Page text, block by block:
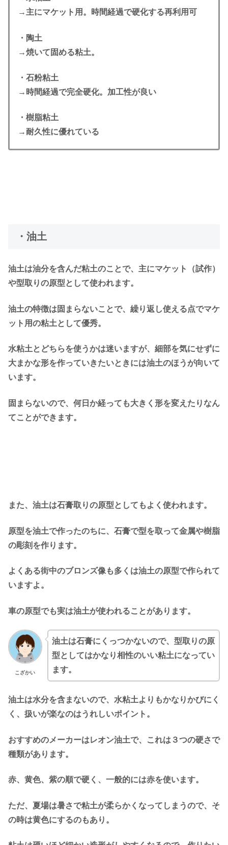
→主にマケット用。時間経過で硬化する再利用可
・陶土
→焼いて固める粘土。
・石粉粘土
→時間経過で完全硬化。加工性が良い
・樹脂粘土
→耐久性に優れている
・油土
油土は油分を含んだ粘土のことで、主にマケット（試作）
や型取りの原型として使われます。
油土の特徴は固まらないことで、繰り返し使える点でマケ
ット用の粘土として優秀。
水粘土とどちらを使うかは迷いますが、細部を気にせずに
大まかな形を作っていきたいときには油土のほうが向いて
います。
固まらないので、何日か経っても大きく形を変えたりなん
てことができます。
また、油土は石膏取りの原型としてもよく使われます。
原型を油土で作ったのちに、石膏で型を取って金属や樹脂
の彫刻を作ります。
よくある街中のブロンズ像も多くは油土の原型で作られて
いますよ。
車の原型でも実は油土が使われることがあります。
こざかい
油土は石膏にくっつかないので、型取りの原
型としてはかなり相性のいい粘土になってい
ます。
油土は水分を含まないので、水粘土よりもかなりかびにく
く、扱いが楽なのはうれしいポイント。
おすすめのメーカーはレオン油土で、これは３つの硬さで
種類があります。
赤、黄色、紫の順で硬く、一般的には赤を使います。
ただ、夏場は暑さで粘土が柔らかくなってしまうので、そ
の時は黄色にするのもあり。